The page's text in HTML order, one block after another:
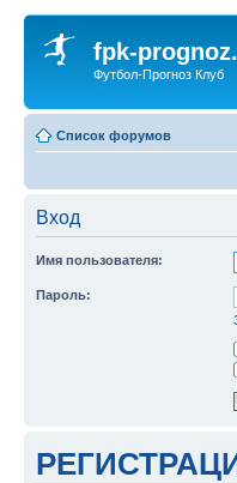
fpk-
Футбол-Прогноз Клуб
Список форумов
Вход
Имя пользователя:
Пароль: